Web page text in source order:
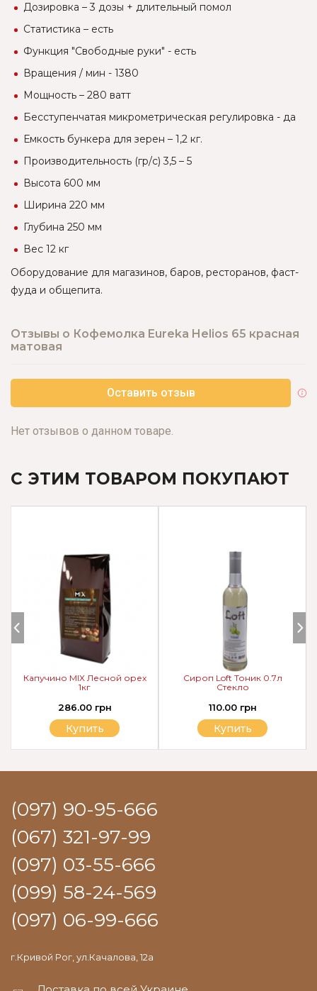
Дозировка – 3 дозы + длительный помол
Статистика – есть
Функция "Свободные руки" - есть
Вращения / мин - 1380
Мощность – 280 ватт
Бесступенчатая микрометрическая регулировка - да
Емкость бункера для зерен – 1,2 кг.
Производительность (гр/с) 3,5 – 5
Высота 600 мм
Ширина 220 мм
Глубина 250 мм
Вес 12 кг
Оборудование для магазинов, баров, ресторанов, фаст-
фуда и общепита.
Отзывы о Кофемолка Eureka Helios 65 красная
матовая
Оставить отзыв
Нет отзывов о данном товаре.
С ЭТИМ ТОВАРОМ ПОКУПАЮТ
Сироп Loft Тоник 0.7л
Стекло
110.00 грн
Купить
Капучино MIX Лесной орех
1кг
286.00 грн
Купить
(097) 90-95-666
(067) 321-97-99
(097) 03-55-666
(099) 58-24-569
(097) 06-99-666
г.Кривой Рог, ул.Качалова, 12а